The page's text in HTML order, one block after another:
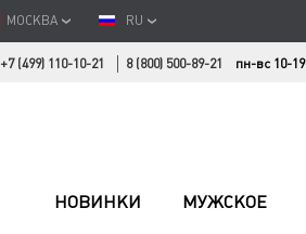
МОСКВА RU
+7 (499) 110-10-21 8 (800) 500-89-21 пн-вс 10-19
НОВИНКИ МУЖСКОЕ